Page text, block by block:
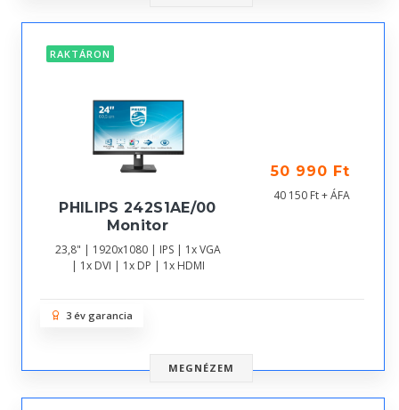
RAKTÁRON
PHILIPS 242S1AE/00
Monitor
23,8" | 1920x1080 | IPS | 1x VGA
| 1x DVI | 1x DP | 1x HDMI
50 990 Ft
40 150 Ft + ÁFA
3 év garancia
MEGNÉZEM